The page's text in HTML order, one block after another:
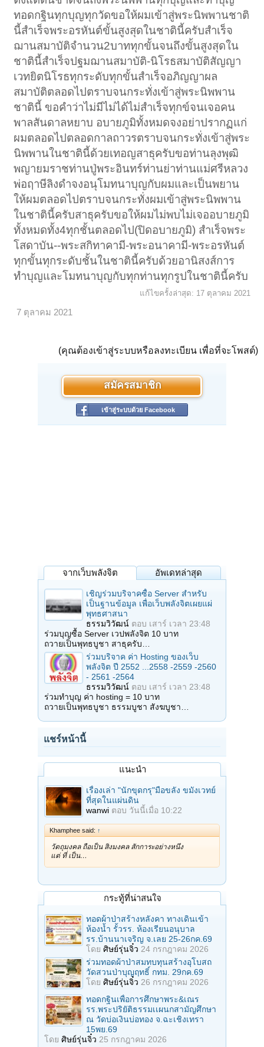
ทอดกฐินทุกบุญทุกวัดขอให้ผมเข้าสู่พระนิพพานชาติ
นี้สำเร็จพระอรหันต์ขั้นสูงสุดในชาตินี้ครับสำเร็จ
ฌานสมาบัติจำนวน2บาททุกขั้นจนถึงขั้นสูงสุดใน
ชาตินี้สำเร็จปฐมฌานสมาบัติ-นิโรธสมาบัติสัญญา
เวทยิตนิโรธทุกระดับทุกขั้นสำเร็จอภิญญาผล
สมาบัติตลอดไปตราบจนกระทั่งเข้าสู่พระนิพพาน
ชาตินี้ ขอคำว่าไม่มีไม่ได้ไม่สำเร็จทุกข์จนเจอคน
พาลสันดาลหยาบ อบายภูมิทั้งหมดจงอย่าปรากฏแก่
ผมตลอดไปตลอดกาลถาวรตราบจนกระทั่งเข้าสู่พระ
นิพพานในชาตินี้ด้วยเทอญสาธุครับขอท่านลุงพุฒิ
พญายมราชท่านปู่พระอินทร์ท่านย่าท่านแม่ศรีหลวง
พ่อฤาษีลิงดำจงอนุโมทนาบุญกับผมและเป็นพยาน
ให้ผมตลอดไปตราบจนกระทั่งผมเข้าสู่พระนิพพาน
ในชาตินี้ครับสาธุครับขอให้ผมไม่พบไม่เจออบายภูมิ
ทั้งหมดทั้ง4ทุกชั้นตลอดไป(ปิดอบายภูมิ) สำเร็จพระ
โสดาบัน--พระสกิทาคามี-พระอนาคามี-พระอรหันต์
ทุกขั้นทุกระดับชั้นในชาตินี้ครับด้วยอานิสงส์การ
ทำบุญและโมทนาบุญกับทุกท่านทุกรูปในชาตินี้ครับ
แก้ไขครั้งล่าสุด: 17 ตุลาคม 2021
7 ตุลาคม 2021
(คุณต้องเข้าสู่ระบบหรือลงทะเบียน เพื่อที่จะโพสต์)
สมัครสมาชิก
เข้าสู่ระบบด้วย Facebook
จากเว็บพลังจิต อัพเดทล่าสุด
เชิญร่วมบริจาคซื้อ Server สำหรับ
เป็นฐานข้อมูล เพื่อเว็บพลังจิตเผยแผ่
พุทธศาสนา
ธรรมวิวัฒน์ ตอบ เสาร์ เวลา 23:48
ร่วมบุญซื้อ Server เวปพลังจิต 10 บาท
ถวายเป็นพุทธบูชา สาธุครับ…
ร่วมบริจาค ค่า Hosting ของเว็บ
พลังจิต ปี 2552 ...2558 -2559 -2560
- 2561 -2564
ธรรมวิวัฒน์ ตอบ เสาร์ เวลา 23:48
ร่วมทำบุญ ค่า hosting = 10 บาท
ถวายเป็นพุทธบูชา ธรรมบูชา สังฆบูชา…
แชร์หน้านี้
แนะนำ
เรื่องเล่า "นักขุดกรุ"มือขลัง ขมังเวทย์
ที่สุดในแผ่นดิน
wanwi ตอบ วันนี้เมื่อ 10:22
Khamphee said: ↑
วัตถุมงคล ถือเป็น สิ่งมงคล สักการะอย่างหนึ่ง
แต่ ที่ เป็น…
กระทู้ที่น่าสนใจ
ทอดผ้าป่าสร้างหลังคา ทางเดินเข้า
ห้องน้ำ รั้วรร. ห้องเรียนอนุบาล
รร.บ้านนาเจริญ จ.เลย 25-26กค.69
โดย ศิษย์รุ่นจิ๋ว 24 กรกฎาคม 2026
ร่วมทอดผ้าป่าสมทบทุนสร้างอุโบสถ
วัดสวนป่าบุญฤทธิ์ กทม. 29กค.69
โดย ศิษย์รุ่นจิ๋ว 26 กรกฎาคม 2026
ทอดกฐินเพื่อการศึกษาพระ&เณร
รร.พระปริยัติธรรมเเผนกสามัญศึกษา
ณ วัดบ่อเงินบ่อทอง จ.ฉะเชิงเทรา
15พย.69
โดย ศิษย์รุ่นจิ๋ว 25 กรกฎาคม 2026